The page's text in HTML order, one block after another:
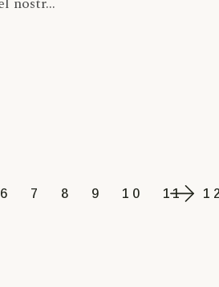
6 7 8 9 10 11